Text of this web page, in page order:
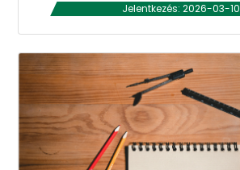
Jelentkezés: 2026-03-10